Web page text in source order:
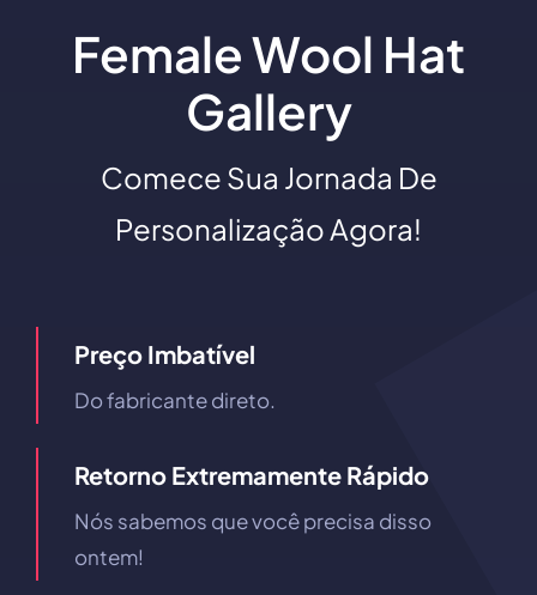
CatálogoFemale Wool Hat
Gallery
Comece Sua Jornada De
Personalização Agora!
Preço Imbatível
Do fabricante direto.
Retorno Extremamente Rápido
Nós sabemos que você precisa disso
ontem!